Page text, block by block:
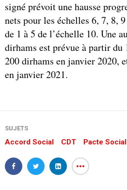
signé prévoit une hausse
nets pour les échelles 6, 7, 8,
de 1 à 5 de l’échelle 10. Une
dirhams est prévue à partir du
200 dirhams en janvier 2020,
en janvier 2021.
SUJETS
Accord Social CDT Pacte Social